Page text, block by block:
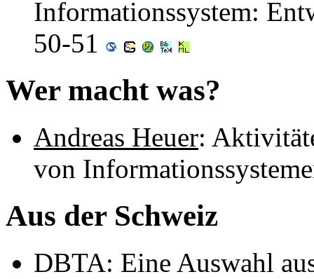
Informationssystem:
50-51
Wer macht was?
Andreas Heuer:
von
Aus der Schweiz
DBTA: Eine Auswahl